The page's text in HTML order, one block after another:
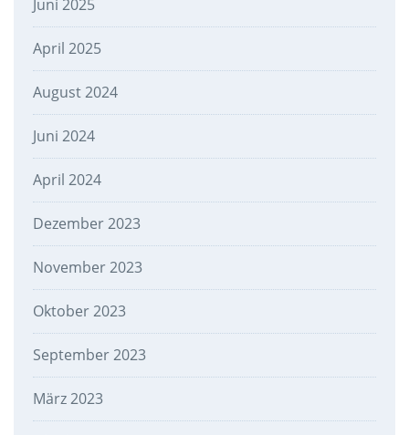
Juni 2025
April 2025
August 2024
Juni 2024
April 2024
Dezember 2023
November 2023
Oktober 2023
September 2023
März 2023